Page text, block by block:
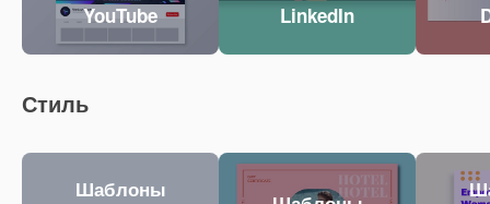
YouTube
LinkedIn
Стиль
Шаблоны